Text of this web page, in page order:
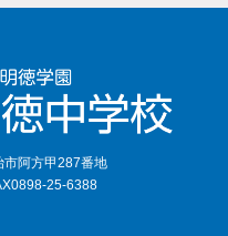
阿方甲287番地
25-6388